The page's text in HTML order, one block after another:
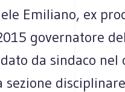
Emiliano, ex
governatore
da sindaco nel
sezione